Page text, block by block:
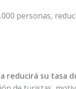
personas,
reducirá su tasa